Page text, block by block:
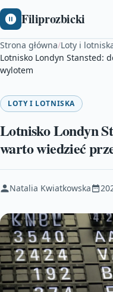
Filiprozbicki
Strona główna/Loty i
Lotnisko Londyn Stansted:
wylotem
LOTY I LOTNISKA
Lotnisko Londyn
warto wiedzieć
Natalia Kwiatkowska